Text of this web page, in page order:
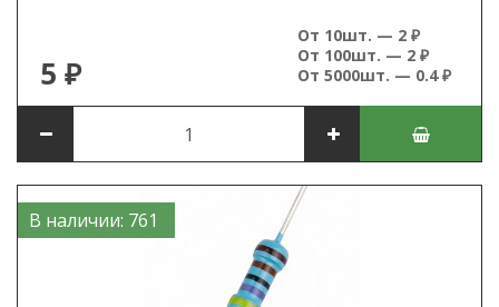
5 ₽
От 10шт. — 2 ₽
От 100шт. — 2 ₽
От 5000шт. — 0.4 ₽
В наличии: 761